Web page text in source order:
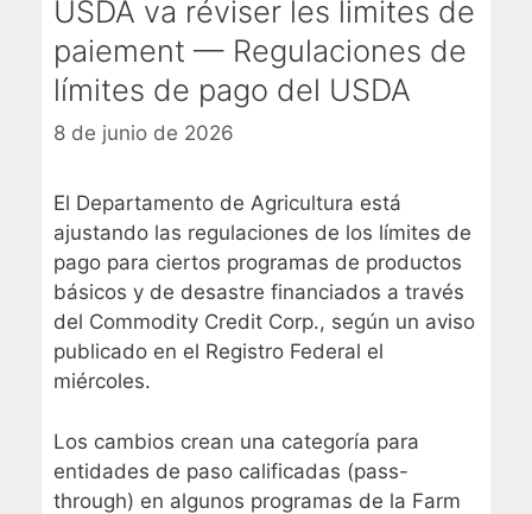
USDA va réviser les limites de
paiement — Regulaciones de
límites de pago del USDA
8 de junio de 2026
El Departamento de Agricultura está
ajustando las regulaciones de los límites de
pago para ciertos programas de productos
básicos y de desastre financiados a través
del Commodity Credit Corp., según un aviso
publicado en el Registro Federal el
miércoles.
Los cambios crean una categoría para
entidades de paso calificadas (pass-
through) en algunos programas de la Farm